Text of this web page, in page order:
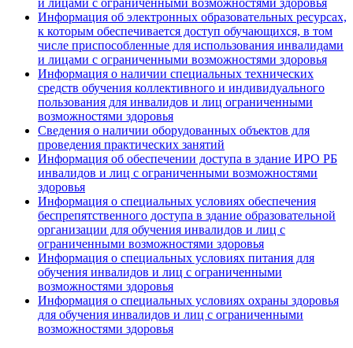
и лицами с ограниченными возможностями здоровья
Информация об электронных образовательных ресурсах,
к которым обеспечивается доступ обучающихся, в том
числе приспособленные для использования инвалидами
и лицами с ограниченными возможностями здоровья
Информация о наличии специальных технических
средств обучения коллективного и индивидуального
пользования для инвалидов и лиц ограниченными
возможностями здоровья
Сведения о наличии оборудованных объектов для
проведения практических занятий
Информация об обеспечении доступа в здание ИРО РБ
инвалидов и лиц с ограниченными возможностями
здоровья
Информация о специальных условиях обеспечения
беспрепятственного доступа в здание образовательной
организации для обучения инвалидов и лиц с
ограниченными возможностями здоровья
Информация о специальных условиях питания для
обучения инвалидов и лиц с ограниченными
возможностями здоровья
Информация о специальных условиях охраны здоровья
для обучения инвалидов и лиц с ограниченными
возможностями здоровья